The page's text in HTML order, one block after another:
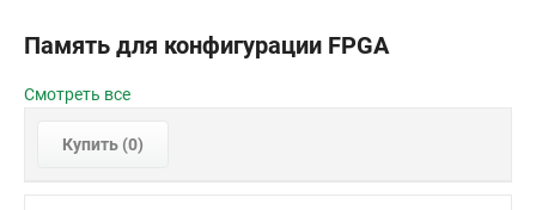
Память для конфигурации FPGA
Смотреть все
Купить (0)